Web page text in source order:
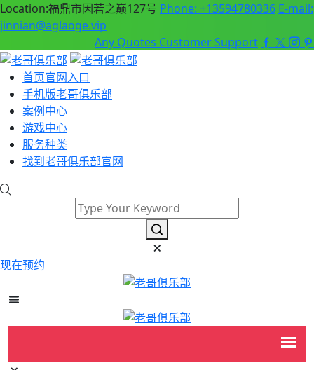
Location:福鼎市因若之巅127号 Phone: +13594780336 E-mail:
jinnian@aglaoge.vip
Any Quotes Customer Support
首页官网入口
手机版老哥俱乐部
案例中心
游戏中心
服务种类
找到老哥俱乐部官网
现在预约